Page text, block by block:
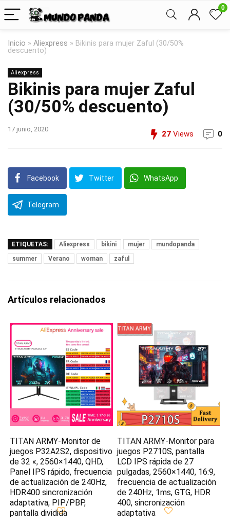
0
Inicio » Aliexpress » Bikinis para mujer Zaful (30/50%
descuento)
Aliexpress
Bikinis para mujer Zaful
(30/50% descuento)
17 junio, 2020
27 Views 0
Facebook Twitter WhatsApp
Telegram
ETIQUETAS: Aliexpress bikini mujer
mundopanda
summer
Verano woman zaful
Artículos relacionados
TITAN ARMY-Monitor de
juegos P32A2S2, dispositivo
de 32 «, 2560×1440, QHD,
Panel IPS rápido, frecuencia
de actualización de 240Hz,
HDR400 sincronización
adaptativa, PIP/PBP,
pantalla dividida
TITAN ARMY-Monitor para
juegos P2710S, pantalla
LCD IPS rápida de 27
pulgadas, 2560×1440, 16:9,
frecuencia de actualización
de 240Hz, 1ms, GTG, HDR
400, sincronización
adaptativa